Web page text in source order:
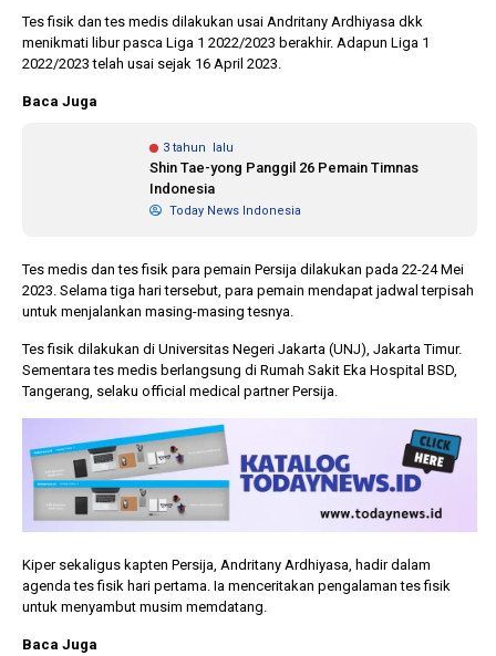
Tes fisik dan tes medis dilakukan usai Andritany Ardhiyasa dkk
menikmati libur pasca Liga 1 2022/2023 berakhir. Adapun Liga 1
2022/2023 telah usai sejak 16 April 2023.
Baca Juga
3 tahun lalu
Shin Tae-yong Panggil 26 Pemain Timnas
Indonesia
Today News Indonesia
Tes medis dan tes fisik para pemain Persija dilakukan pada 22-24 Mei
2023. Selama tiga hari tersebut, para pemain mendapat jadwal terpisah
untuk menjalankan masing-masing tesnya.
Tes fisik dilakukan di Universitas Negeri Jakarta (UNJ), Jakarta Timur.
Sementara tes medis berlangsung di Rumah Sakit Eka Hospital BSD,
Tangerang, selaku official medical partner Persija.
Kiper sekaligus kapten Persija, Andritany Ardhiyasa, hadir dalam
agenda tes fisik hari pertama. Ia menceritakan pengalaman tes fisik
untuk menyambut musim memdatang.
Baca Juga
Banyak Gugatan di
Pilkada 2024, Legislator
Ragukan SDM Bawaslu
KPU
Keputusan